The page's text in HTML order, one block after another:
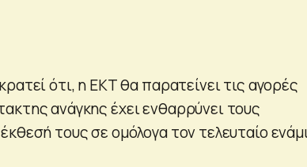
ότι, η ΕΚΤ θα παρατείνει τις αγορές
ανάγκης έχει ενθαρρύνει τους
τους σε ομόλογα τον τελευταίο